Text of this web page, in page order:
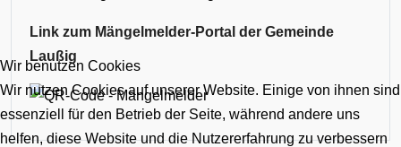
Link zum Mängelmelder-Portal der Gemeinde
Laußig
Wir benutzen Cookies
Wir nutzen Cookies auf unserer Website. Einige von ihnen sind
essenziell für den Betrieb der Seite, während andere uns
helfen, diese Website und die Nutzererfahrung zu verbessern